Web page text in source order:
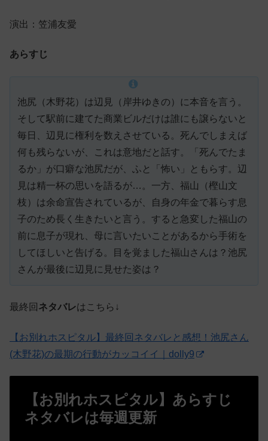
演出：笠浦友愛
あらすじ
池尻（木野花）は辺見（岸井ゆきの）に本音を言う。
そして駅前に建てた商業ビルだけは誰にも譲らないと
毎日、辺見に権利を数えさせている。死んでしまえば
何も残らないが、これは意地だと話す。「死んでたま
るか」が口癖な池尻だが、ふと「怖い」ともらす。辺
見は精一杯の思いを語るが…。一方、福山（樫山文
枝）は余命宣告されているが、自身の年金で暮らす息
子のため長く生きたいと言う。すると急変した福山の
前に息子が現れ、母に言いたいことがあるから手術を
してほしいと告げる。目を覚ました福山さんは？池尻
さんが最後に辺見に見せた姿は？
最終回 ネタバレはこちら↓
【お別れホスピタル】最終回ネタバレと感想！池尻さん
(木野花)の最期の行動がカッコイイ｜dolly9
【お別れホスピタル】あらすじ
ネタバレは毎週更新